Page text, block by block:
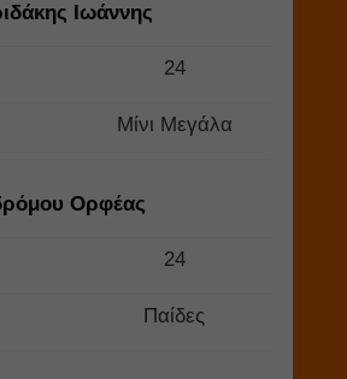
Ιωάννης
24
Μίνι Μεγάλα
Ορφέας
24
Παίδες